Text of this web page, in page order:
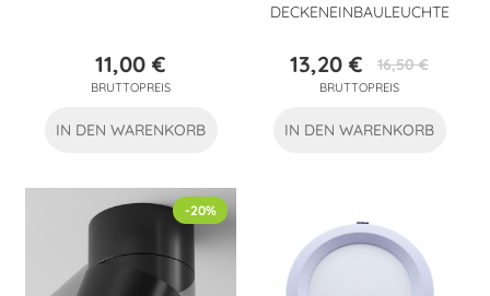
Preis
11,00 €
BRUTTOPREIS
IN DEN WARENKORB
DECKENEINBAULEUCHTE
Preis
13,20 €Verkaufspreis
16,50 €
BRUTTOPREIS
IN DEN WARENKORB
-20%